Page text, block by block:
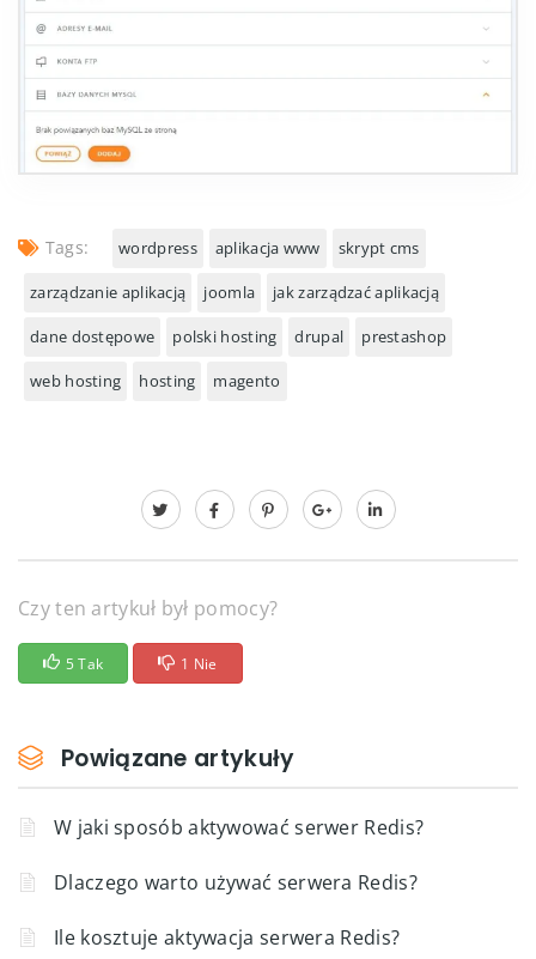
Tags: wordpress aplikacja www skrypt cms
zarządzanie aplikacją joomla jak zarządzać aplikacją
dane dostępowe polski hosting drupal prestashop
web hosting hosting magento
Czy ten artykuł był pomocy?
5 Tak 1 Nie
Powiązane artykuły
W jaki sposób aktywować serwer Redis?
Dlaczego warto używać serwera Redis?
Ile kosztuje aktywacja serwera Redis?